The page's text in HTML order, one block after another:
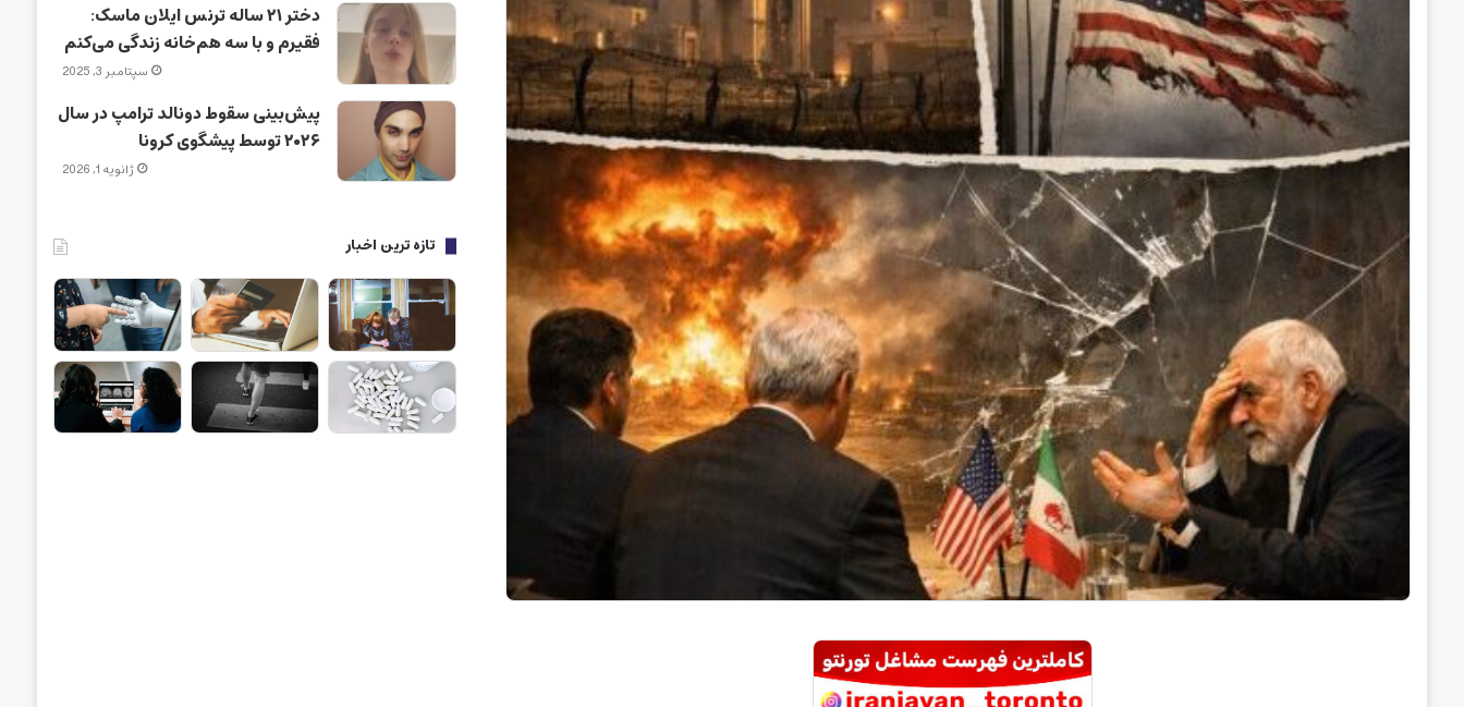
دختر ۲۱ ساله ترنس ایلان ماسک:
فقیرم و با سه هم‌خانه زندگی می‌کنم
سپتامبر 3, 2025
پیش‌بینی سقوط دونالد ترامپ در سال
۲۰۲۶ توسط پیشگوی کرونا
ژانویه 1, 2026
تازه ترین اخبار